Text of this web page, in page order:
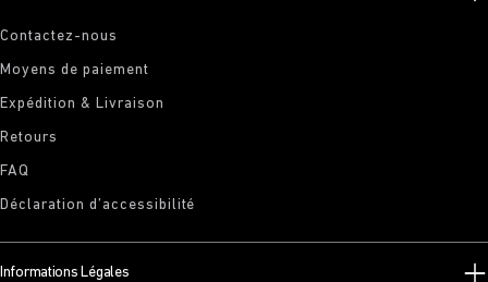
Contactez-nous
Moyens de paiement
Expédition & Livraison
Retours
FAQ
Déclaration d’accessibilité
Informations Légales